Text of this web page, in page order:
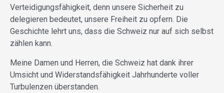
Verteidigungsfähigkeit, denn unsere Sicherheit zu
delegieren bedeutet, unsere Freiheit zu opfern. Die
Geschichte lehrt uns, dass die Schweiz nur auf sich selbst
zählen kann.
Meine Damen und Herren, die Schweiz hat dank ihrer
Umsicht und Widerstandsfähigkeit Jahrhunderte voller
Turbulenzen überstanden.